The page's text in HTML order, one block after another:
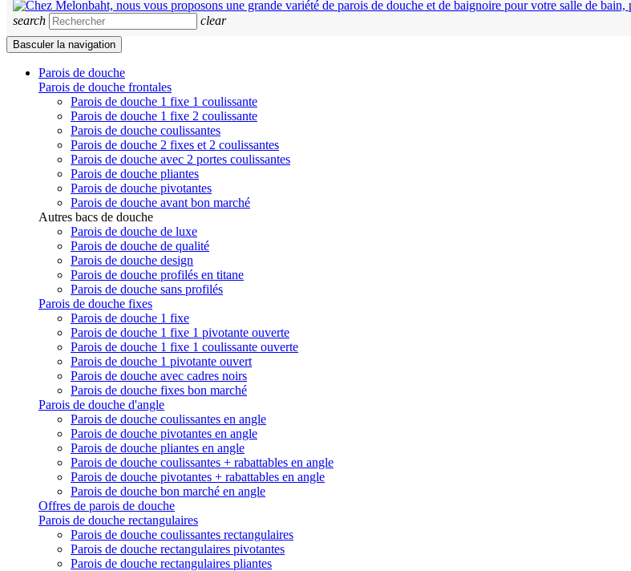
search clear
Basculer la navigation
Parois de douche
Parois de douche frontales
Parois de douche 1 fixe 1 coulissante
Parois de douche 1 fixe 2 coulissante
Parois de douche coulissantes
Parois de douche 2 fixes et 2 coulissantes
Parois de douche avec 2 portes coulissantes
Parois de douche pliantes
Parois de douche pivotantes
Parois de douche avant bon marché
Autres bacs de douche
Parois de douche de luxe
Parois de douche de qualité
Parois de douche design
Parois de douche profilés en titane
Parois de douche sans profilés
Parois de douche fixes
Parois de douche 1 fixe
Parois de douche 1 fixe 1 pivotante ouverte
Parois de douche 1 fixe 1 coulissante ouverte
Parois de douche 1 pivotante ouvert
Parois de douche avec cadres noirs
Parois de douche fixes bon marché
Parois de douche d'angle
Parois de douche coulissantes en angle
Parois de douche pivotantes en angle
Parois de douche pliantes en angle
Parois de douche coulissantes + rabattables en angle
Parois de douche pivotantes + rabattables en angle
Parois de douche bon marché en angle
Offres de parois de douche
Parois de douche rectangulaires
Parois de douche coulissantes rectangulaires
Parois de douche rectangulaires pivotantes
Parois de douche rectangulaires pliantes